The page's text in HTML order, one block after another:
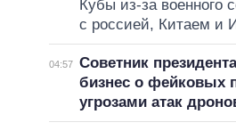
Кубы из-за военного
с россией, Китаем и
04:57 Советник
бизнес о фейковых
угрозами атак